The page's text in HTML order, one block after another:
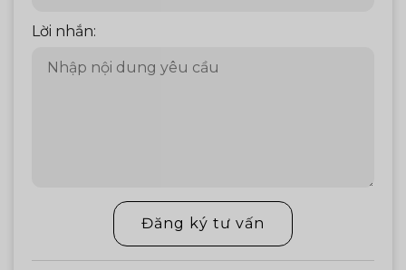
Lời nhắn:
Đăng ký tư vấn